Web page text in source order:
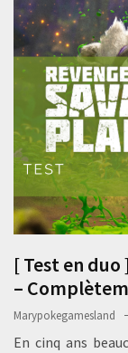
[ Test en
–
Marypokegamesland
En cinq ans